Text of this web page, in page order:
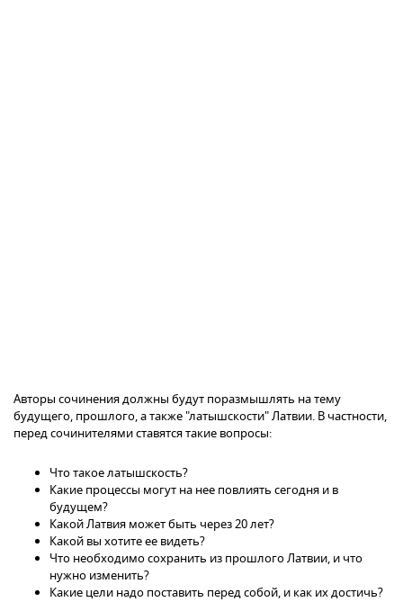
Авторы сочинения должны будут поразмышлять на тему
будущего, прошлого, а также "латышскости" Латвии. В частности,
перед сочинителями ставятся такие вопросы:
Что такое латышскость?
Какие процессы могут на нее повлиять сегодня и в
будущем?
Какой Латвия может быть через 20 лет?
Какой вы хотите ее видеть?
Что необходимо сохранить из прошлого Латвии, и что
нужно изменить?
Какие цели надо поставить перед собой, и как их достичь?